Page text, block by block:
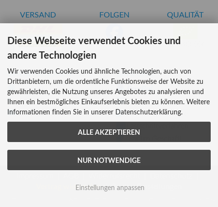
VERSAND FOLGEN QUALITÄT
DE-ÖKO-006
INFORMATIONEN
Über uns
Versandkosten
Lieferzeiten
ZAHLUNG
Kreditkarte
Rechnung, Vorkasse
Bar (im Geschäft)
Vertrag widerrufen
Cookie Einstellungen
Diese Webseite verwendet Cookies und
andere Technologien
Wir verwenden Cookies und ähnliche Technologien, auch von
Drittanbietern, um die ordentliche Funktionsweise der Website zu
gewährleisten, die Nutzung unseres Angebotes zu analysieren und
Ihnen ein bestmögliches Einkaufserlebnis bieten zu können. Weitere
Informationen finden Sie in unserer Datenschutzerklärung.
ALLE AKZEPTIEREN
NUR NOTWENDIGE
Einstellungen anpassen